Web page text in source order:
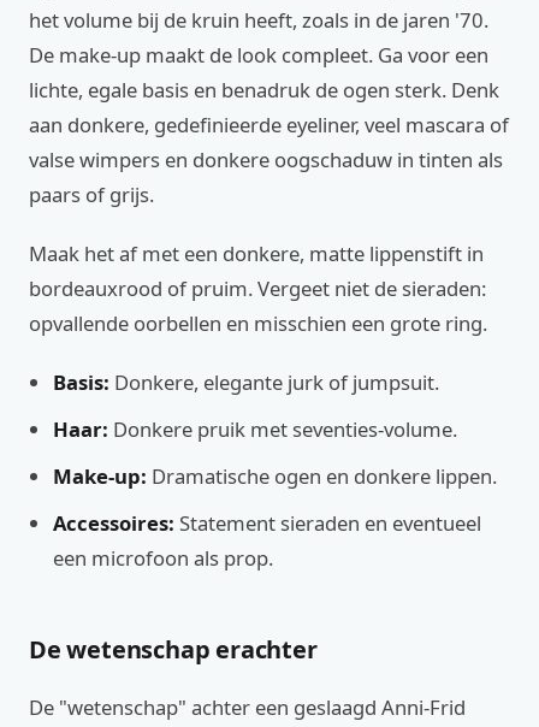
het volume bij de kruin heeft, zoals in de jaren '70.
De make-up maakt de look compleet. Ga voor een
lichte, egale basis en benadruk de ogen sterk. Denk
aan donkere, gedefinieerde eyeliner, veel mascara of
valse wimpers en donkere oogschaduw in tinten als
paars of grijs.
Maak het af met een donkere, matte lippenstift in
bordeauxrood of pruim. Vergeet niet de sieraden:
opvallende oorbellen en misschien een grote ring.
Basis: Donkere, elegante jurk of jumpsuit.
Haar: Donkere pruik met seventies-volume.
Make-up: Dramatische ogen en donkere lippen.
Accessoires: Statement sieraden en eventueel
een microfoon als prop.
De wetenschap erachter
De "wetenschap" achter een geslaagd Anni-Frid